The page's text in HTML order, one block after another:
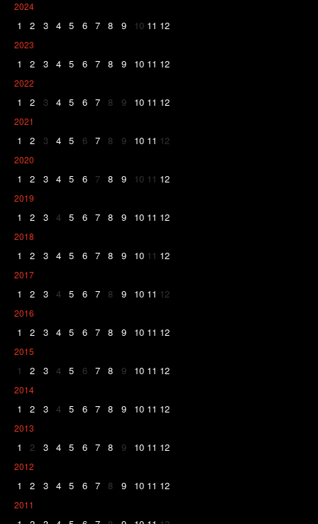
2024
1 2 3 4 5 6 7 8 9 10 11 12
2023
1 2 3 4 5 6 7 8 9 10 11 12
2022
1 2 3 4 5 6 7 8 9 10 11 12
2021
1 2 3 4 5 6 7 8 9 10 11 12
2020
1 2 3 4 5 6 7 8 9 10 11 12
2019
1 2 3 4 5 6 7 8 9 10 11 12
2018
1 2 3 4 5 6 7 8 9 10 11 12
2017
1 2 3 4 5 6 7 8 9 10 11 12
2016
1 2 3 4 5 6 7 8 9 10 11 12
2015
1 2 3 4 5 6 7 8 9 10 11 12
2014
1 2 3 4 5 6 7 8 9 10 11 12
2013
1 2 3 4 5 6 7 8 9 10 11 12
2012
1 2 3 4 5 6 7 8 9 10 11 12
2011